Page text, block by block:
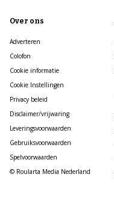
Over ons
Adverteren
Colofon
Cookie informatie
Cookie Instellingen
Privacy beleid
Disclaimer/vrijwaring
Leveringsvoorwaarden
Gebruiksvoorwaarden
Spelvoorwaarden
© Roularta Media Nederland